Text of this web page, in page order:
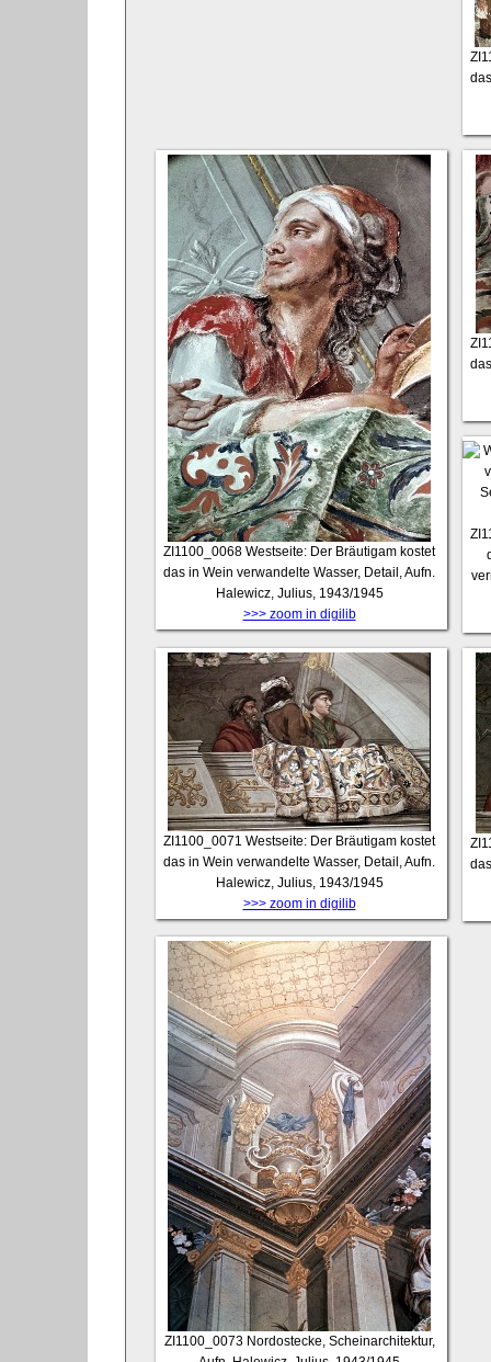
ZI1100_0068 Westseite: Der Bräutigam kostet
das in Wein verwandelte Wasser, Detail, Aufn.
Halewicz, Julius, 1943/1945
>>> zoom in digilib
ZI1100_0071 Westseite: Der Bräutigam kostet
das in Wein verwandelte Wasser, Detail, Aufn.
Halewicz, Julius, 1943/1945
>>> zoom in digilib
ZI1100_0073 Nordostecke, Scheinarchitektur,